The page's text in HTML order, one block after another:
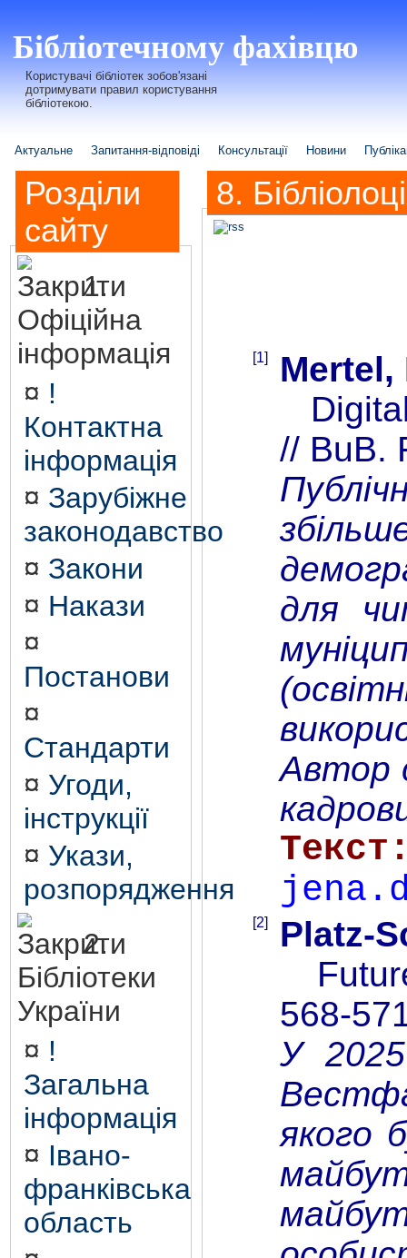
Бібліотечному фахівцю
Користувачі бібліотек зобов'язані
дотримувати правил користування
бібліотекою.
Актуальне Запитання-відповіді Консультації Новини
Розділи
сайту
1.
Офіційна
інформація
¤ !
Контактна
інформація
¤ Зарубіжне
законодавство
¤ Закони
¤ Накази
¤
Постанови
¤
Стандарти
¤ Угоди,
інструкції
¤ Укази,
розпорядження
2.
Бібліотеки
України
¤ !
Загальна
інформація
¤ Івано-
франківська
область
8.
[1]
Mertel,
// BuB.
для
Автор
[2]
Platz-
568-
У 2025
якого